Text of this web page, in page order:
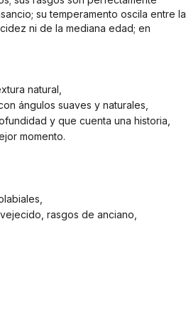
su temperamento oscila entre la
ni de la mediana edad; en
natural,
ángulos suaves y naturales,
y que cuenta una historia,
momento.
rasgos de anciano,